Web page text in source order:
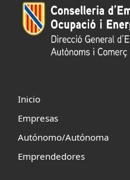
Inicio
Empresas
Autónomo/Autónoma
Emprendedores